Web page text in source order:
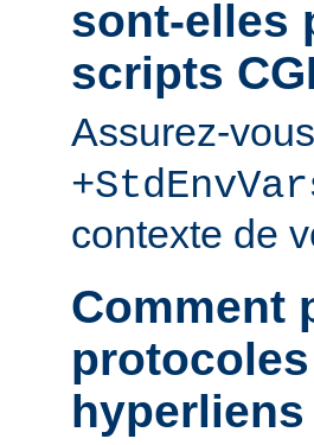
sont-elles
scripts
Assurez-
contexte de
Comment
protocoles